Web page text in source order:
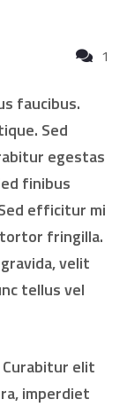
1
faucibus.
Sed
egestas
finibus
efficitur mi
fringilla.
velit
tellus vel
elit
imperdiet